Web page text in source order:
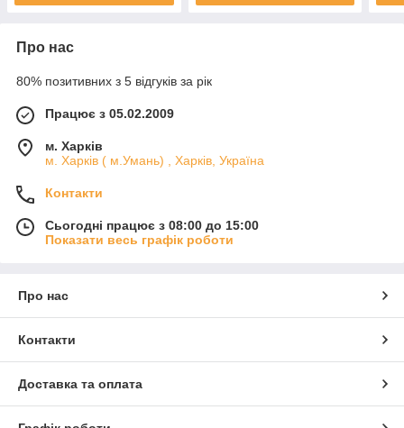
Про нас
80% позитивних з 5 відгуків за рік
Працює з 05.02.2009
м. Харків
м. Харків ( м.Умань) , Харків, Україна
Контакти
Сьогодні працює з 08:00 до 15:00
Показати весь графік роботи
Про нас
Контакти
Доставка та оплата